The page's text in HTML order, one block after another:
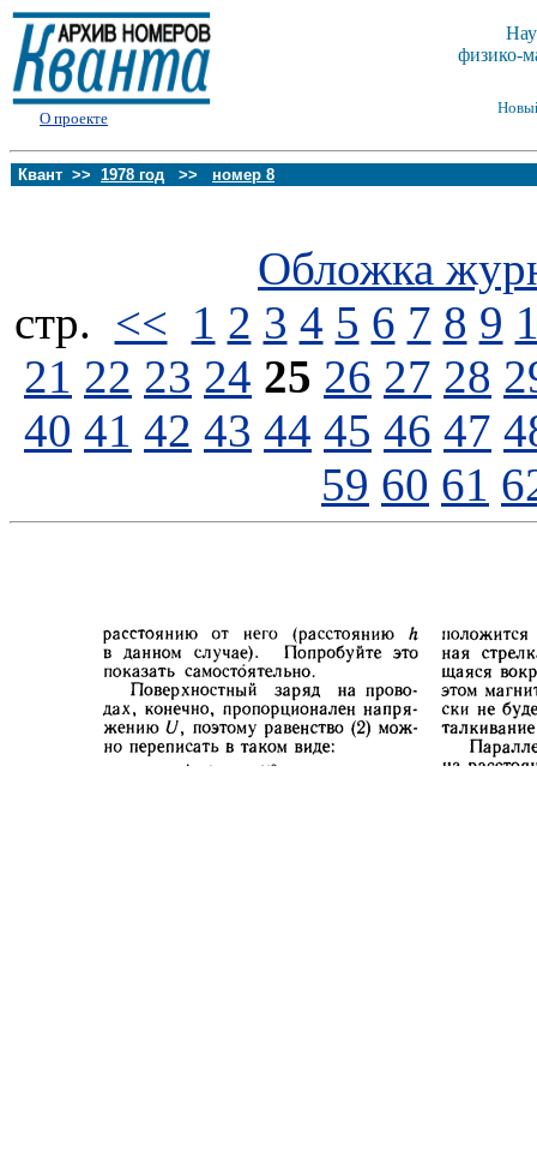
О проекте
физико-
Квант >> 1978 год >> номер 8
Обложка
стp. << 1 2 3 4 5 6 7 8 9
21 22 23 24 25 26 27 28
40 41 42 43 44 45 46 47
59 60 61